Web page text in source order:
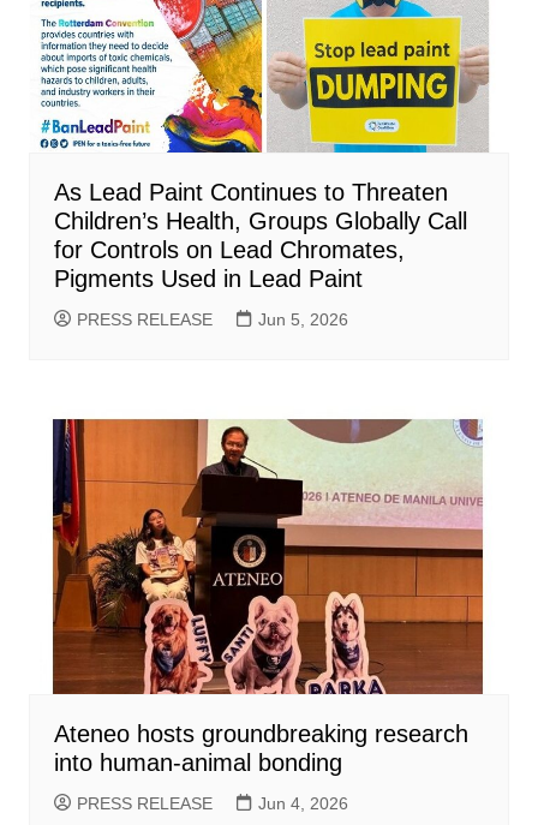
As Lead Paint Continues to Threaten
Children’s Health, Groups Globally Call
for Controls on Lead Chromates,
Pigments Used in Lead Paint
PRESS RELEASE Jun 5, 2026
Ateneo hosts groundbreaking research
into human-animal bonding
PRESS RELEASE Jun 4, 2026